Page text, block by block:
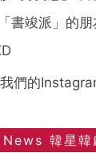
書竣派」的
們的
韓星韓